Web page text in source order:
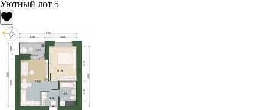
Уютный лот 5